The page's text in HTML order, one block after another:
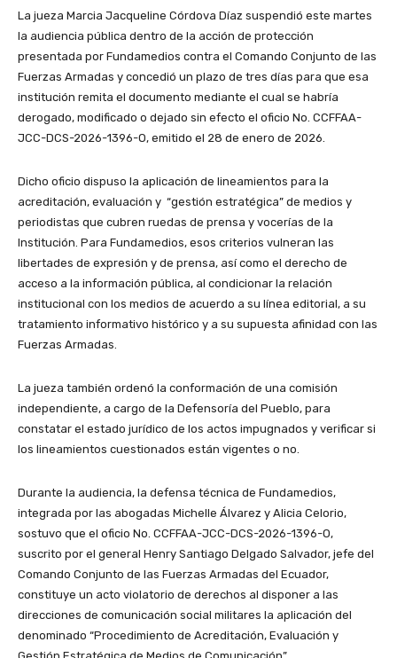
La jueza Marcia Jacqueline Córdova Díaz suspendió este martes
la audiencia pública dentro de la acción de protección
presentada por Fundamedios contra el Comando Conjunto de las
Fuerzas Armadas y concedió un plazo de tres días para que esa
institución remita el documento mediante el cual se habría
derogado, modificado o dejado sin efecto el oficio No. CCFFAA-
JCC-DCS-2026-1396-O, emitido el 28 de enero de 2026.
Dicho oficio dispuso la aplicación de lineamientos para la
acreditación, evaluación y “gestión estratégica” de medios y
periodistas que cubren ruedas de prensa y vocerías de la
Institución. Para Fundamedios, esos criterios vulneran las
libertades de expresión y de prensa, así como el derecho de
acceso a la información pública, al condicionar la relación
institucional con los medios de acuerdo a su línea editorial, a su
tratamiento informativo histórico y a su supuesta afinidad con las
Fuerzas Armadas.
La jueza también ordenó la conformación de una comisión
independiente, a cargo de la Defensoría del Pueblo, para
constatar el estado jurídico de los actos impugnados y verificar si
los lineamientos cuestionados están vigentes o no.
Durante la audiencia, la defensa técnica de Fundamedios,
integrada por las abogadas Michelle Álvarez y Alicia Celorio,
sostuvo que el oficio No. CCFFAA-JCC-DCS-2026-1396-O,
suscrito por el general Henry Santiago Delgado Salvador, jefe del
Comando Conjunto de las Fuerzas Armadas del Ecuador,
constituye un acto violatorio de derechos al disponer a las
direcciones de comunicación social militares la aplicación del
denominado “Procedimiento de Acreditación, Evaluación y